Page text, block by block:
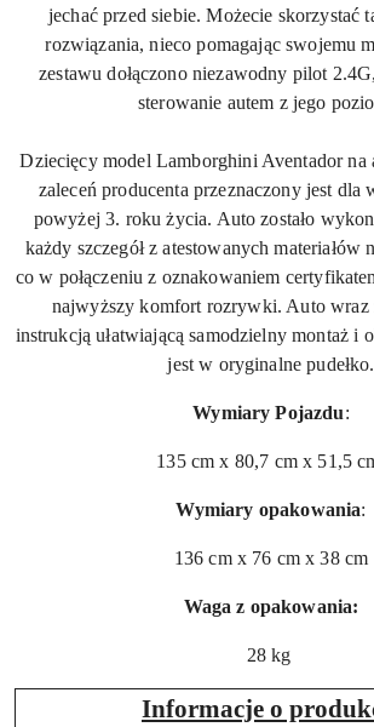
jechać przed siebie. Możecie skorzystać
rozwiązania, nieco pomagając swojemu
zestawu dołączono niezawodny pilot 2.4G
sterowanie autem z jego
Dziecięcy model Lamborghini Aventador na
zaleceń producenta przeznaczony jest dla
powyżej 3. roku życia. Auto zostało
każdy szczegół z atestowanych materiałów
co w połączeniu z oznakowaniem
najwyższy komfort rozrywki. Auto wraz
instrukcją ułatwiającą samodzielny montaż i
jest w oryginalne pudełko.
Wymiary Pojazdu:
135 cm x 80,7 cm x 51,5
Wymiary opakowania:
136 cm x 76 cm x 38 cm
Waga z opakowania:
28 kg
Informacje o